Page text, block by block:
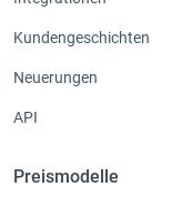
Kundengeschichten
Neuerungen
API
Preismodelle